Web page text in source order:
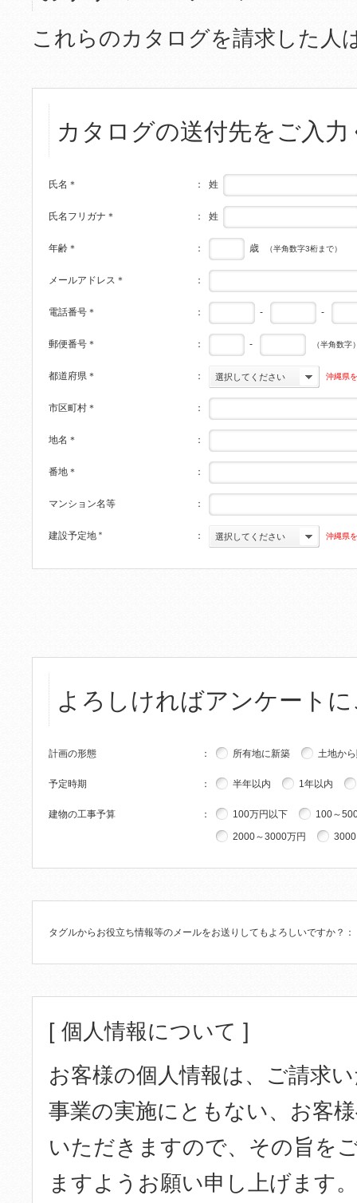
これらのカタログを請求した人
カタログの送付先をご入
氏名 ＊ ： 姓
氏名フリガナ ＊ ： 姓
年齢 ＊ ： 歳 （半角数字3桁まで）
メールアドレス ＊ ：
電話番号 ＊ ： - -
郵便番号 ＊ ： - （半角数字
都道府県 ＊ ： 選択してください 沖縄県
市区町村 ＊ ：
地名 ＊ ：
番地 ＊ ：
マンション名等 ：
建設予定地 ＊ ： 選択してください 沖縄県
よろしければアンケート
計画の形態 ： 所有地に新築 土地か
予定時期 ： 半年以内 1年以内
建物の工事予算 ： 100万円以下
100～
2000～3000万円
タグルからお役立ち情報等のメールをお送りしてもよろしいですか？ ：
[ 個人情報について ]
お客様の個人情報は、ご請求
事業の実施にともない、お客
いただきますので、その旨を
ますようお願い申し上げます